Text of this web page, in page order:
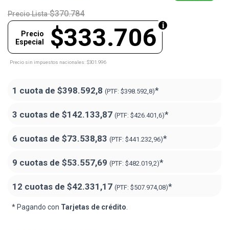
Precio Lista $370.784
$333.706
Precio
Especial
Precio sin impuestos nacionales: $301.996
1 cuota de $398.592,8 (PTF: $398.592,8)*
3 cuotas de $142.133,87 (PTF: $426.401,6)*
6 cuotas de $73.538,83 (PTF: $441.232,96)*
9 cuotas de $53.557,69 (PTF: $482.019,2)*
12 cuotas de $42.331,17 (PTF: $507.974,08)*
* Pagando con Tarjetas de crédito.